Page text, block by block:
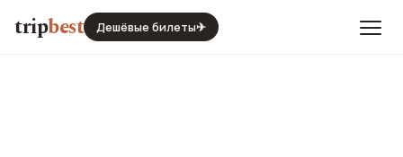
tripbest Дешёвые билеты✈